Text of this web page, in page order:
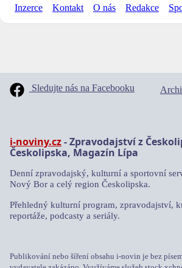
Inzerce Kontakt O nás Redakce
Sledujte nás na Facebooku
i-noviny.cz- Zpravodajství z
Českolipska, Magazín Lípa
Denní zpravodajský, kulturní a sportovní
Nový Bor a celý region Českolipska.
Přehledný kulturní program, zpravodajství,
reportáže, podcasty a seriály.
Publikování nebo šíření obsahu i-novin je bez